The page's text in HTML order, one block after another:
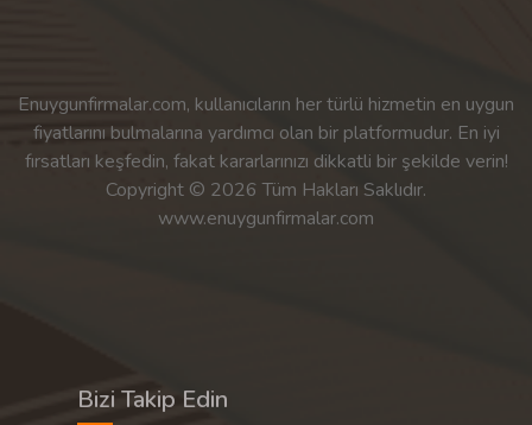
Enuygunfirmalar.com, kullanıcıların her türlü hizmetin en uygun
fiyatlarını bulmalarına yardımcı olan bir platformudur. En iyi
fırsatları keşfedin, fakat kararlarınızı dikkatli bir şekilde verin!
Copyright © 2026 Tüm Hakları Saklıdır.
www.enuygunfirmalar.com
Bizi Takip Edin